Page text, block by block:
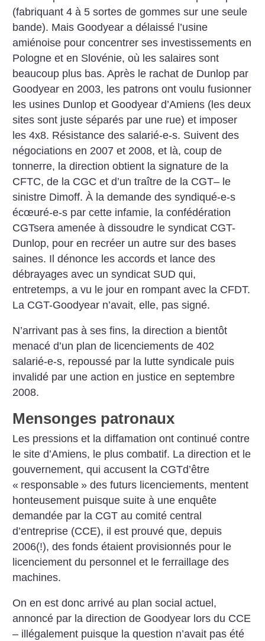
(fabriquant 4 à 5 sortes de gommes sur une seule
bande). Mais Goodyear a délaissé l’usine
amiénoise pour concentrer ses investissements en
Pologne et en Slovénie, où les salaires sont
beaucoup plus bas. Après le rachat de Dunlop par
Goodyear en 2003, les patrons ont voulu fusionner
les usines Dunlop et Goodyear d’Amiens (les deux
sites sont juste séparés par une rue) et imposer
les 4x8. Résistance des salarié-e-s. Suivent des
négociations en 2007 et 2008, et là, coup de
tonnerre, la direction obtient la signature de la
CFTC, de la CGC et d’un traître de la CGT– le
sinistre Dimoff. À la demande des syndiqué-e-s
écœuré-e-s par cette infamie, la confédération
CGTsera amenée à dissoudre le syndicat CGT-
Dunlop, pour en recréer un autre sur des bases
saines. Il dénonce les accords et lance des
débrayages avec un syndicat SUD qui,
entretemps, a vu le jour en rompant avec la CFDT.
La CGT-Goodyear n’avait, elle, pas signé.
N’arrivant pas à ses fins, la direction a bientôt
menacé d’un plan de licenciements de 402
salarié-e-s, repoussé par la lutte syndicale puis
invalidé par une action en justice en septembre
2008.
Mensonges patronaux
Les pressions et la diffamation ont continué contre
le site d’Amiens, le plus combatif. La direction et le
gouvernement, qui accusent la CGTd’être
« responsable » des futurs licenciements, mentent
honteusement puisque suite à une enquête
demandée par la CGT au comité central
d’entreprise (CCE), il est prouvé que, depuis
2006(!), des fonds étaient provisionnés pour le
licenciement du personnel et le ferraillage des
machines.
On en est donc arrivé au plan social actuel,
annoncé par la direction de Goodyear lors du CCE
– illégalement puisque la question n’avait pas été